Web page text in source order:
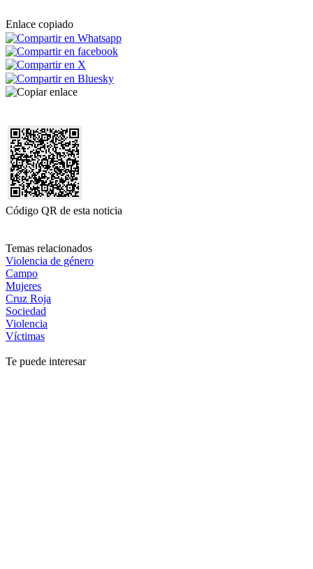
Enlace copiado
Código QR de esta noticia
Temas relacionados
Violencia de género
Campo
Mujeres
Cruz Roja
Sociedad
Violencia
Víctimas
Te puede interesar